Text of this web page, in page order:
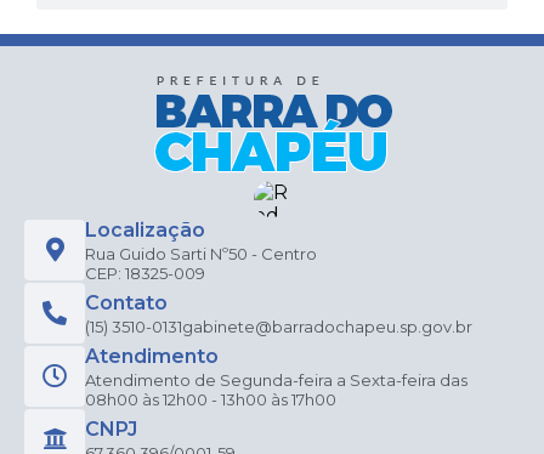
Localização
Rua Guido Sarti Nº50 - Centro
CEP: 18325-009
Contato
(15) 3510-0131gabinete@barradochapeu.sp.gov.br
Atendimento
Atendimento de Segunda-feira a Sexta-feira das
08h00 às 12h00 - 13h00 às 17h00
CNPJ